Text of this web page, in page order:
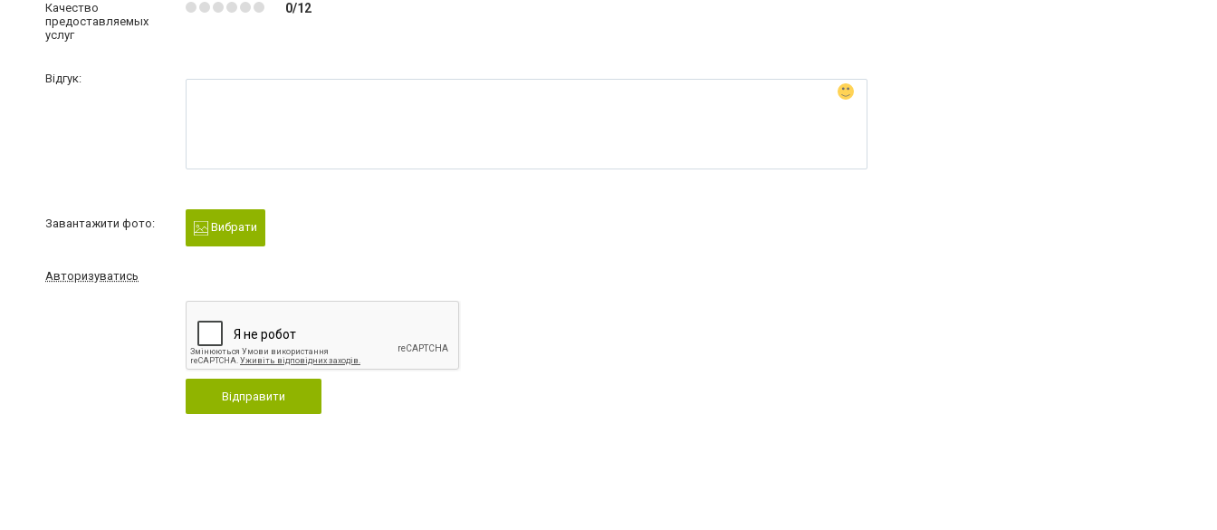
Качество
предоставляемых
услуг
0/12
Відгук:
Завантажити фото: Вибрати
Авторизуватись
Відправити